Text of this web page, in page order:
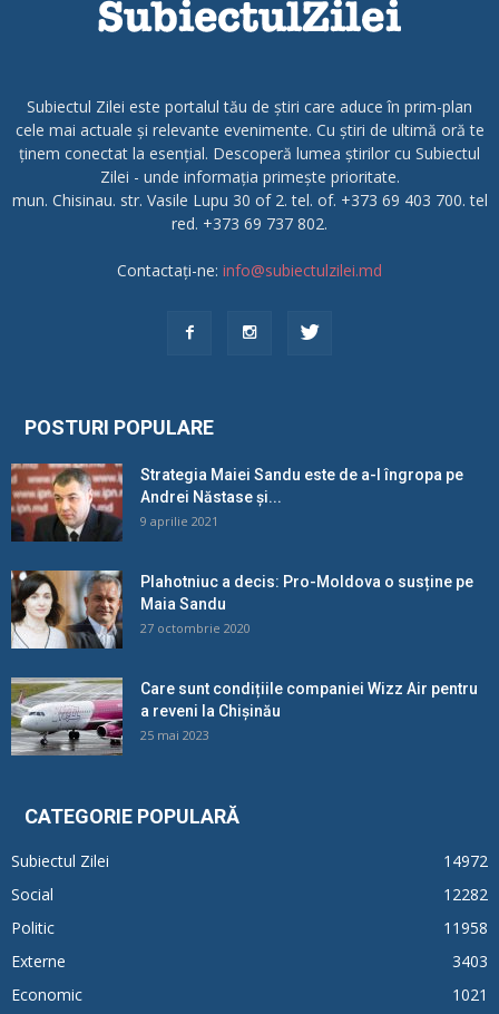
Subiectul Zilei este portalul tău de știri care aduce în prim-plan
cele mai actuale și relevante evenimente. Cu știri de ultimă oră te
ținem conectat la esențial. Descoperă lumea știrilor cu Subiectul
Zilei - unde informația primește prioritate.
mun. Chisinau. str. Vasile Lupu 30 of 2. tel. of. +373 69 403 700. tel
red. +373 69 737 802.
Contactați-ne: info@subiectulzilei.md
POSTURI POPULARE
Strategia Maiei Sandu este de a-l îngropa pe
Andrei Năstase și...
9 aprilie 2021
Plahotniuc a decis: Pro-Moldova o susține pe
Maia Sandu
27 octombrie 2020
Care sunt condițiile companiei Wizz Air pentru
a reveni la Chișinău
25 mai 2023
CATEGORIE POPULARĂ
Subiectul Zilei
14972
Social
12282
Politic
11958
Externe
3403
Economic
1021